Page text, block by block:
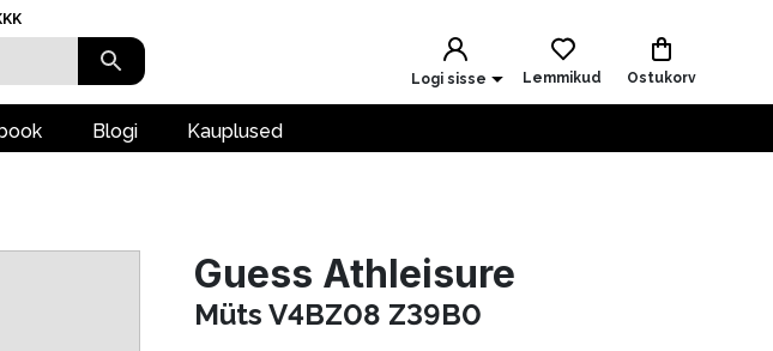
Logi sisse Lemmikud Ostukorv
Blogi Kauplused
Guess Athleisure
Müts V4BZ08 Z39B0